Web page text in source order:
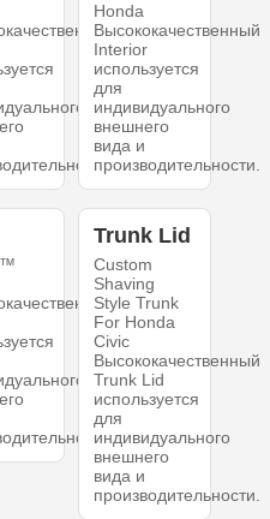
Honda
Высококачественный
Interior
используется
для
индивидуального
внешнего
вида и
производительности.
Trunk Lid
Custom
Shaving
Style Trunk
For Honda
Civic
Высококачественный
Trunk Lid
используется
для
индивидуального
внешнего
вида и
производительности.